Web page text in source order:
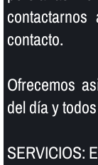
contacto.
Ofrecemos
del dí­a y
SERVICIOS: